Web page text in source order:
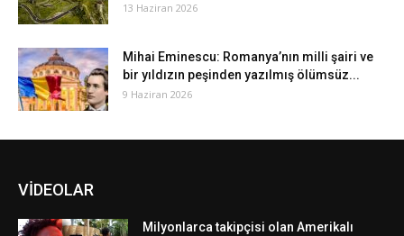
13 Haziran 2026
Mihai Eminescu: Romanya’nın milli şairi ve
bir yıldızın peşinden yazılmış ölümsüz...
9 Haziran 2026
VİDEOLAR
Milyonlarca takipçisi olan Amerikalı